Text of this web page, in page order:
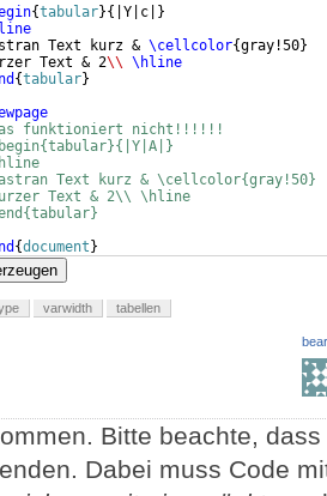
{tabular}{ |Y|c|
}
Text kurz & \cellcolor{gray!50}
Text & 2\\ \hline
{tabular}
funktioniert nicht!!!!!!
Text kurz &
Text & 2\\ \hline
{document }
varwidth tabellen
Bitte beachte,
Dabei muss Code